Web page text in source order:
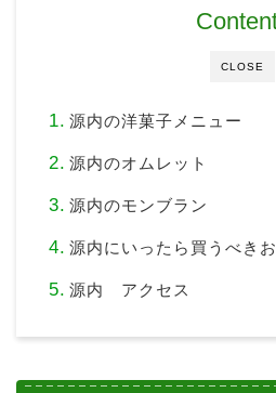
CLOSE
源内の洋菓子メニュー
源内のオムレット
源内のモンブラン
源内にいったら買うべき
源内 アクセス